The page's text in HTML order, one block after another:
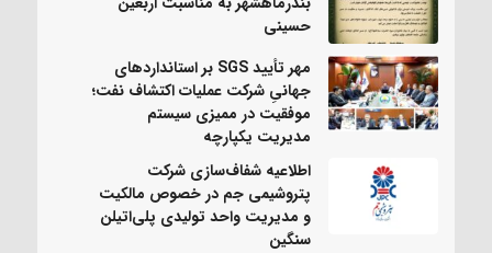
حسینی
مهر تأیید SGS بر استانداردهای
جهانیِ شرکت عملیات اکتشاف نفت؛
موفقیت در ممیزی سیستم
مدیریت یکپارچه
اطلاعیه شفاف‌سازی شرکت
پتروشیمی جم در خصوص مالکیت
و مدیریت واحد تولیدی پلی‌اتیلن
سنگین